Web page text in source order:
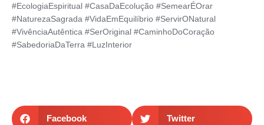
#EcologiaEspiritual #CasaDaEcolução #SemearÉOrar
#NaturezaSagrada #VidaEmEquilíbrio #ServirONatural
#VivênciaAutêntica #SerOriginal #CaminhoDoCoração
#SabedoriaDaTerra #LuzInterior
Facebook Twitter